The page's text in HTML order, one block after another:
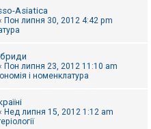
Asiatica
Пон липня 30, 2012 4:42 pm
Пон липня 23, 2012 11:10 am
і номенклатура
Нед липня 15, 2012 1:12 am